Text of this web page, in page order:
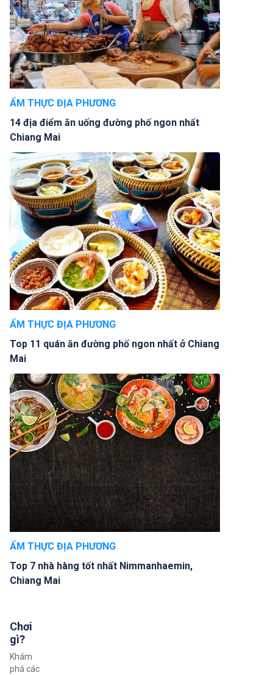
ẨM THỰC ĐỊA PHƯƠNG
14 địa điểm ăn uống đường phố ngon nhất
Chiang Mai
ẨM THỰC ĐỊA PHƯƠNG
Top 11 quán ăn đường phố ngon nhất ở Chiang
Mai
ẨM THỰC ĐỊA PHƯƠNG
Top 7 nhà hàng tốt nhất Nimmanhaemin,
Chiang Mai
Chơi
gì?
Khám
phá các